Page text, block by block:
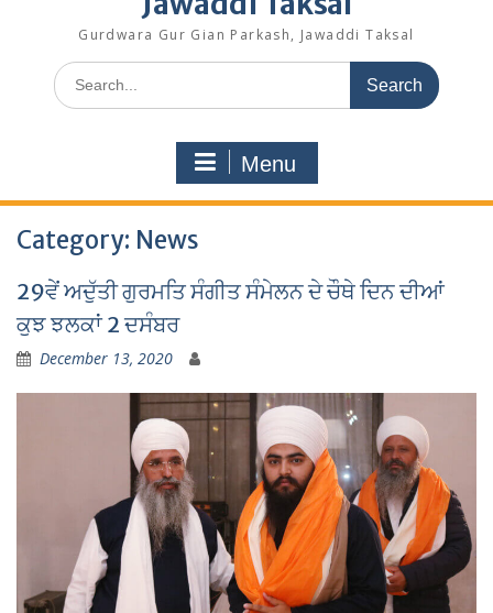
Gurdwara Gur Gian Parkash, Jawaddi Taksal
Search
for:
Menu
Category: News
29ਵੇਂ ਅਦੁੱਤੀ ਗੁਰਮਤਿ ਸੰਗੀਤ ਸੰਮੇਲਨ ਦੇ ਚੌਥੇ ਦਿਨ ਦੀਆਂ
ਕੁਝ ਝਲਕਾਂ 2 ਦਸੰਬਰ
December 13, 2020